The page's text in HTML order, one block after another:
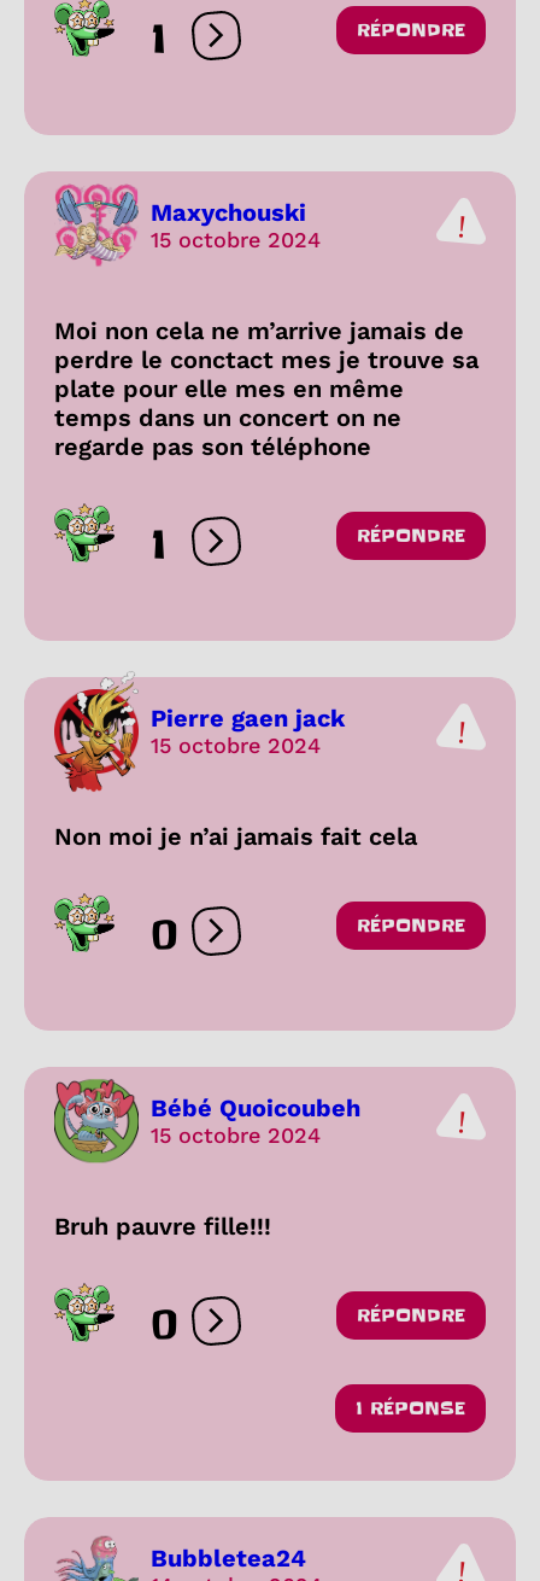
1 Ouvrir les réactions
RÉPONDRE
Maxychouski
15 octobre 2024
Moi non cela ne m’arrive jamais de
perdre le conctact mes je trouve sa
plate pour elle mes en même
temps dans un concert on ne
regarde pas son téléphone
1 Ouvrir les réactions
RÉPONDRE
Pierre gaen jack
15 octobre 2024
Non moi je n’ai jamais fait cela
0 Ouvrir les réactions
RÉPONDRE
Bébé Quoicoubeh
15 octobre 2024
Bruh pauvre fille!!!
0 Ouvrir les réactions
RÉPONDRE
1 RÉPONSE
Bubbletea24